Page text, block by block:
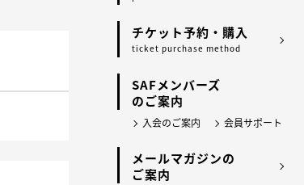
チケット予約・購入
ticket purchase method
SAFメンバーズ
のご案内
入会のご案内 会員サポート
メールマガジンの
ご案内